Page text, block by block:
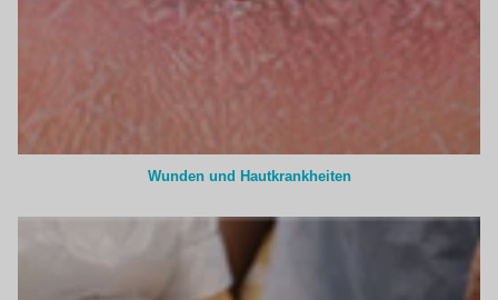
Wunden und Hautkrankheiten